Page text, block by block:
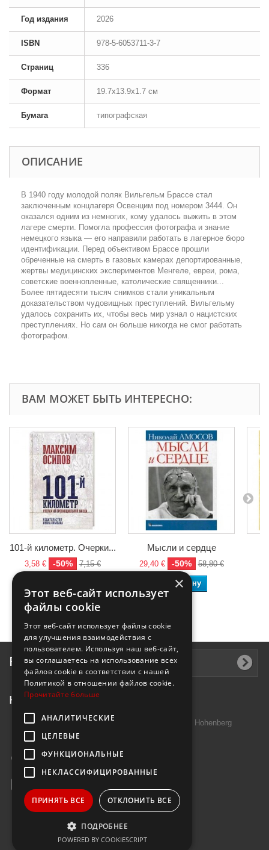
Год издания 2026
ISBN 978-5-6053711-3-7
Страниц 336
Формат 19.7x13.9x1.7 см
Бумага типографская
ОПИСАНИЕ
В 1940 году молодой поляк Вильгельм Брассе стал
заключенным концлагеря Освенцим под номером 3444. Он
оказался одним из немногих, кому удалось выжить в этом
лагере смерти. Помогла профессия фотографа и знание
немецкого языка — его направили работать в лагерное бюро
идентификации. Перед объективом Брассе прошли
обреченные на смерть в газовых камерах депортированные,
жертвы медицинских экспериментов Менгеле, евреи, рома,
советские военнопленные, католические священники...
Более пятидесяти тысяч снимков стали уникальным
доказательством чудовищных преступлений. Вильгельму
удалось сохранить их, чтобы весь мир узнал о нацистских
преступлениях. Но сам он больше никогда не смог работать
фотографом.
ВАМ МОЖЕТ БЫТЬ ИНТЕРЕСНО:
101-й километр. Очерки...
3,58 € -50% 7,15 €
Мысли и сердце
29,40 € -50% 58,80 €
В корзину
Рассылка
Контактная информация
Introtek GmbH, Hutschenreuther Str. 13 95691 Hohenberg
Deutschland
Звоните нам:
×
Этот веб-сайт использует
файлы cookie
Этот веб-сайт использует файлы cookie
для улучшения взаимодействия с
пользователем. Используя наш веб-сайт,
вы соглашаетесь на использование всех
файлов cookie в соответствии с нашей
Политикой в ​​отношении файлов cookie.
Прочитайте больше
АНАЛИТИЧЕСКИЕ
ЦЕЛЕВЫЕ
ФУНКЦИОНАЛЬНЫЕ
НЕКЛАССИФИЦИРОВАННЫЕ
ПРИНЯТЬ ВСЕ ОТКЛОНИТЬ ВСЕ
ПОДРОБНЕЕ
POWERED BY COOKIESCRIPT